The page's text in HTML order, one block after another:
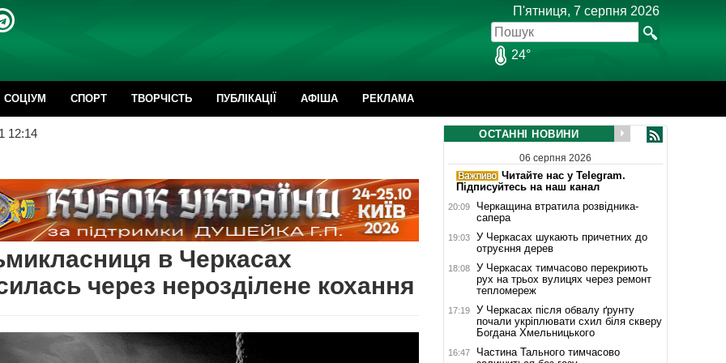
П'ятниця, 7 серпня 2026
24°
CОЦІУМ СПОРТ ТВОРЧІСТЬ ПУБЛІКАЦІЇ АФІША РЕКЛАМА
12:14
в Черкасах
через нерозділене кохання
ОСТАННІ НОВИНИ
06 серпня 2026
Читайте нас у Telegram.
Підписуйтесь на наш канал
20:09
Черкащина втратила розвідника-
сапера
19:03
У Черкасах шукають причетних до
отруєння дерев
18:08
У Черкасах тимчасово перекриють
рух на трьох вулицях через ремонт
тепломереж
17:19
У Черкасах після обвалу ґрунту
почали укріплювати схил біля скверу
Богдана Хмельницького
16:47
Частина Тального тимчасово